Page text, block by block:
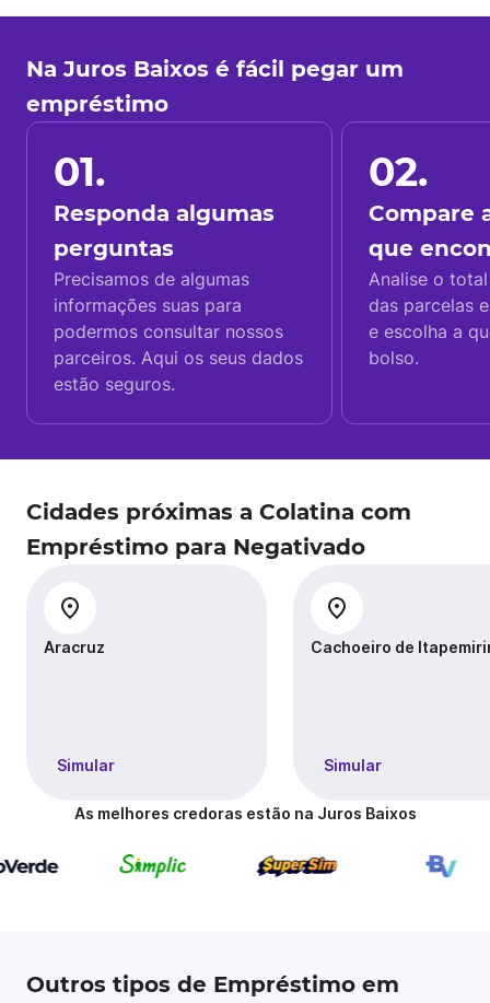
Na Juros Baixos é fácil pegar um
empréstimo
01.
Responda algumas
perguntas
Precisamos de algumas
informações suas para
podermos consultar nossos
parceiros. Aqui os seus dados
estão seguros.
02.
Compare
que
Analise o
das parcelas
e escolha a
bolso.
Cidades próximas a Colatina com
Empréstimo para Negativado
Aracruz
Simular
Cachoeiro de
Simular
As melhores credoras estão na Juros Baixos
Outros tipos de Empréstimo em